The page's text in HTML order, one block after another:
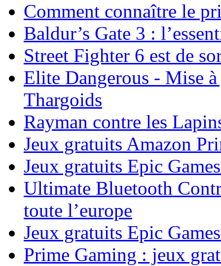
Comment connaître le
Baldur’s Gate 3 :
Street Fighter 6 est de
Elite Dangerous - Mise
Thargoids
Rayman contre les
Jeux gratuits Amazon
Jeux gratuits Epic
Ultimate Bluetooth
toute l’europe
Jeux gratuits Epic
Prime Gaming : jeux